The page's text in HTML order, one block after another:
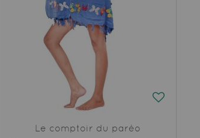
Le comptoir du paréo